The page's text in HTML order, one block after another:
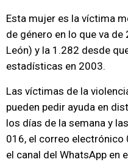
Esta mujer es la víctima
de género en lo que va
León) y la 1.282 desde
estadísticas en 2003.
Las víctimas de la
pueden pedir ayuda en
los días de la semana y
016, el correo electrónico
el canal del WhatsApp en